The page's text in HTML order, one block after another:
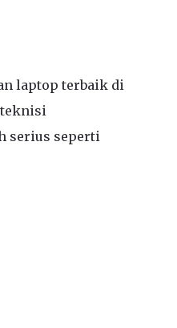
laptop terbaik di
teknisi
serius seperti